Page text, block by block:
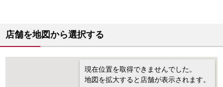
店舗を地図から選択する
現在位置を取得できませんでした。
地図を拡大すると店舗が表示されます。